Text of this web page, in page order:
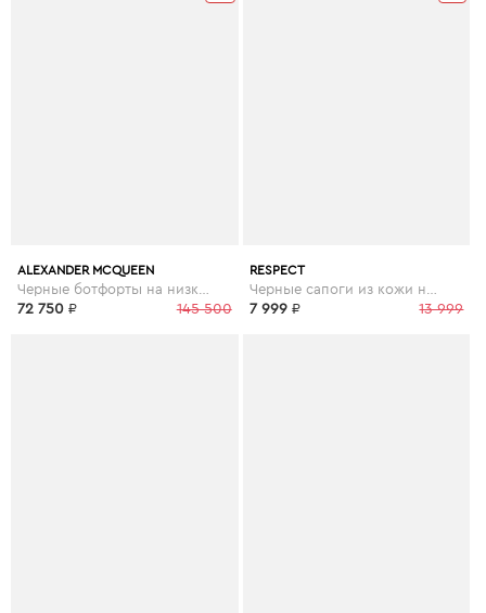
ALEXANDER MCQUEEN
145 500
72 750 ₽
RESPECT
13 999
7 999 ₽